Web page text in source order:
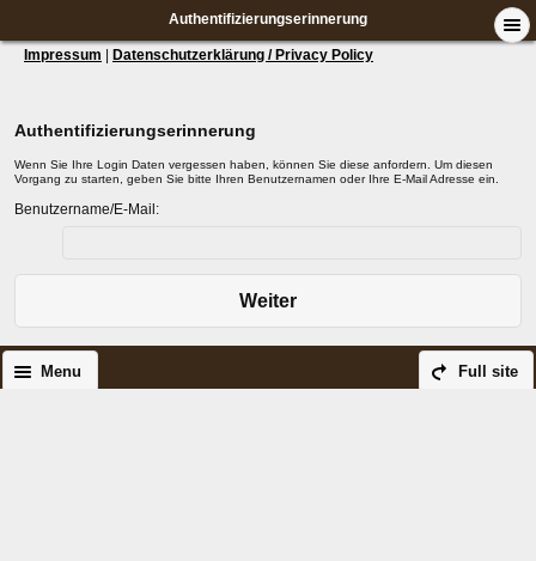
Authentifizierungserinnerung
Impressum Datenschutzerklärung / Privacy Policy
Authentifizierungserinnerung
Wenn Sie Ihre Login Daten vergessen haben, können Sie diese anfordern. Um diesen
Vorgang zu starten, geben Sie bitte Ihren Benutzernamen oder Ihre E-Mail Adresse ein.
Benutzername/E-Mail:
Weiter
Full site
Menu